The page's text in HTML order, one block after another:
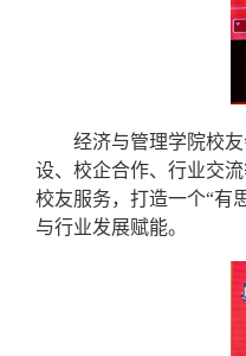
经济与管理学院校
设、校企合作、行业交
校友服务，打造一个“有
与行业发展赋能。